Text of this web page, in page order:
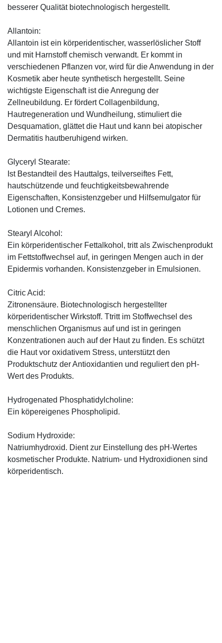
besserer Qualität biotechnologisch hergestellt.
Allantoin:
Allantoin ist ein körperidentischer, wasserlöslicher Stoff
und mit Harnstoff chemisch verwandt. Er kommt in
verschiedenen Pflanzen vor, wird für die Anwendung in der
Kosmetik aber heute synthetisch hergestellt. Seine
wichtigste Eigenschaft ist die Anregung der
Zellneubildung. Er fördert Collagenbildung,
Hautregeneration und Wundheilung, stimuliert die
Desquamation, glättet die Haut und kann bei atopischer
Dermatitis hautberuhigend wirken.
Glyceryl Stearate:
Ist Bestandteil des Hauttalgs, teilverseiftes Fett,
hautschützende und feuchtigkeitsbewahrende
Eigenschaften, Konsistenzgeber und Hilfsemulgator für
Lotionen und Cremes.
Stearyl Alcohol:
Ein körperidentischer Fettalkohol, tritt als Zwischenprodukt
im Fettstoffwechsel auf, in geringen Mengen auch in der
Epidermis vorhanden. Konsistenzgeber in Emulsionen.
Citric Acid:
Zitronensäure. Biotechnologisch hergestellter
körperidentischer Wirkstoff. Ttritt im Stoffwechsel des
menschlichen Organismus auf und ist in geringen
Konzentrationen auch auf der Haut zu finden. Es schützt
die Haut vor oxidativem Stress, unterstützt den
Produktschutz der Antioxidantien und reguliert den pH-
Wert des Produkts.
Hydrogenated Phosphatidylcholine:
Ein köpereigenes Phospholipid.
Sodium Hydroxide:
Natriumhydroxid. Dient zur Einstellung des pH-Wertes
kosmetischer Produkte. Natrium- und Hydroxidionen sind
körperidentisch.